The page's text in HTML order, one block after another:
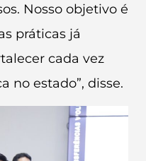
Nosso objetivo é
práticas já
cada vez
no estado”, disse.